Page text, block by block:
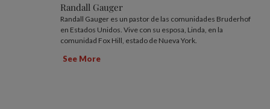
Randall Gauger
Randall Gauger es un pastor de las comunidades Bruderhof
en Estados Unidos. Vive con su esposa, Linda, en la
comunidad Fox Hill, estado de Nueva York.
See More